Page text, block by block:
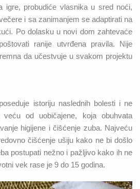
igre, probudiće vlasnika u sred noći,
i sa zanimanjem se adaptirati na
Po dolasku u novi dom zahtevaće
ranije utvrđena pravila. Nije
da učestvuje u svakom projektu
istoriju naslednih bolesti i ne
veću od uobičajene, koja obuhvata
higijene i čišćenje zuba. Najveću
čišćenje ušiju kako ne bi došlo
postupati nežno i pažljivo kako ih ne
vek rase je 9 do 15 godina.